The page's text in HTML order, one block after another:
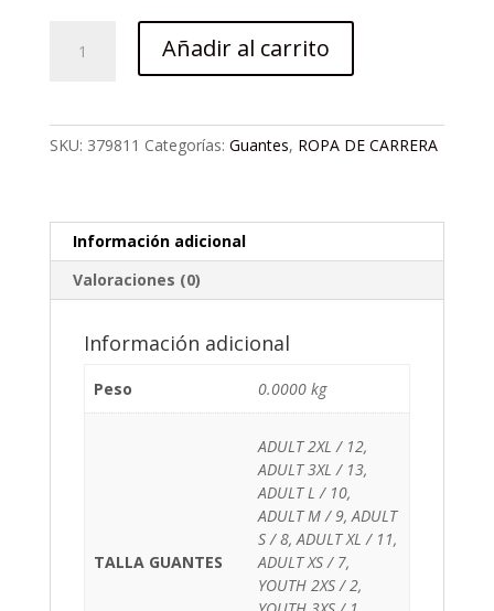
hasta
$136,017
Añadir al carrito
SKU: 379811 Categorías: Guantes, ROPA DE CARRERA
Información adicional
Valoraciones (0)
Información adicional
Peso 0.0000 kg
TALLA GUANTES
ADULT 2XL / 12,
ADULT 3XL / 13,
ADULT L / 10,
ADULT M / 9, ADULT
S / 8, ADULT XL / 11,
ADULT XS / 7,
YOUTH 2XS / 2,